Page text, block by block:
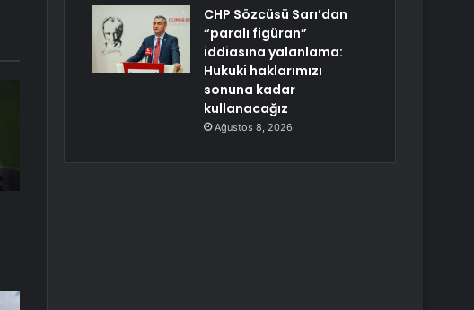
CHP Sözcüsü Sarı’dan
“paralı figüran”
iddiasına yalanlama:
Hukuki haklarımızı
sonuna kadar
kullanacağız
Ağustos 8, 2026